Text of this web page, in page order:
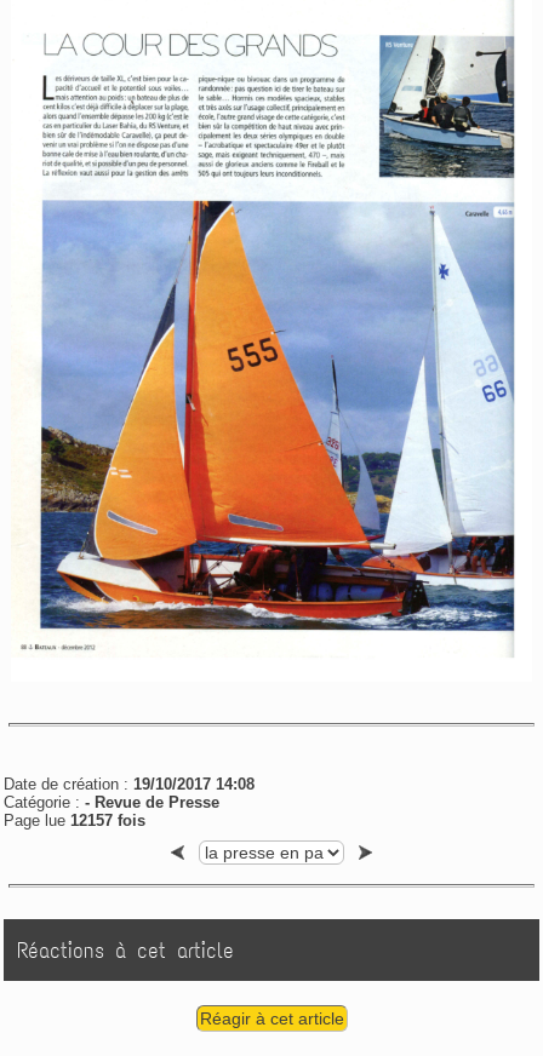
Date de création : 19/10/2017 14:08
Catégorie :- Revue de Presse
Page lue 12157 fois
Réactions à cet article
Réagir à cet article